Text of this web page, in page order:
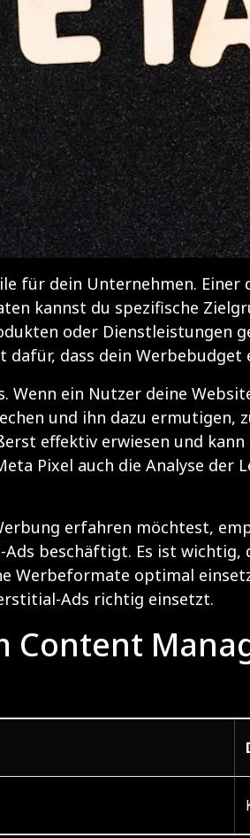
für dein Unternehmen.
kannst du spezifische
oder Dienstleistungen
dass dein
ein Nutzer deine
und ihn dazu ermutigen,
effektiv erwiesen und
Pixel auch die Analyse der
erfahren möchtest,
beschäftigt. Es ist wichtig,
Werbeformate optimal
Ads richtig einsetzt.